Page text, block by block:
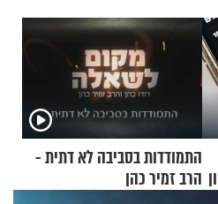
התמודדות בסביבה לא דתית -
הרב זמיר כהן